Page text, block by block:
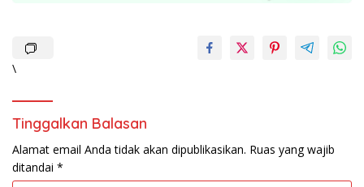
\
Tinggalkan Balasan
Alamat email Anda tidak akan dipublikasikan. Ruas yang wajib
ditandai *